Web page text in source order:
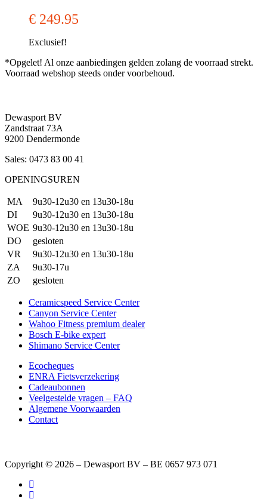
€ 249.95
Exclusief!
*Opgelet! Al onze aanbiedingen gelden zolang de voorraad strekt.
Voorraad webshop steeds onder voorbehoud.
Dewasport BV
Zandstraat 73A
9200 Dendermonde
Sales: 0473 83 00 41
OPENINGSUREN
MA
9u30-12u30 en 13u30-18u
DI
9u30-12u30 en 13u30-18u
WOE 9u30-12u30 en 13u30-18u
DO
gesloten
VR
9u30-12u30 en 13u30-18u
ZA
9u30-17u
ZO
gesloten
Ceramicspeed Service Center
Canyon Service Center
Wahoo Fitness premium dealer
Bosch E-bike expert
Shimano Service Center
Ecocheques
ENRA Fietsverzekering
Cadeaubonnen
Veelgestelde vragen – FAQ
Algemene Voorwaarden
Contact
Copyright © 2026 – Dewasport BV – BE 0657 973 071